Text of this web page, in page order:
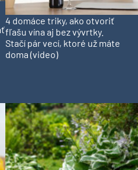
4 domáce triky, ako otvoriť
fľašu vína aj bez vývrtky.
Stačí pár vecí, ktoré už máte
doma (video)